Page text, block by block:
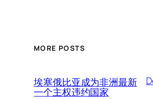
MORE POSTS
埃塞俄比亚成为非洲最新
一个主权违约国家